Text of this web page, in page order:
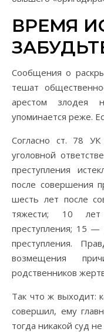
ВРЕМЯ
Сообщения о
тешат
арестом злодея
упоминается реже.
Согласно ст. 78
уголовной
преступления
после совершения
шесть лет после
тяжести; 10 лет
преступления; 15 —
преступления.
возмещения
родственников
Так что ж выходит:
совершил, ему
тогда никакой суд